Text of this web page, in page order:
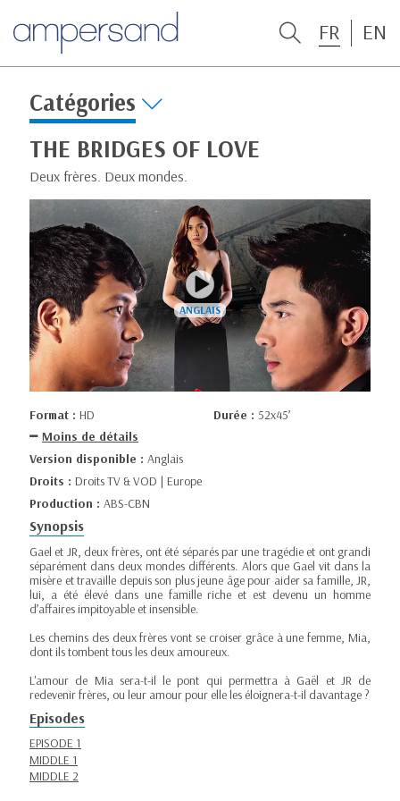
FR EN
Catégories
THE BRIDGES OF LOVE
Deux frères. Deux mondes.
Format : HD Durée : 52x45’
Moins de détails
Version disponible : Anglais
Droits : Droits TV & VOD | Europe
Production : ABS-CBN
Synopsis
Gael et JR, deux frères, ont été séparés par une tragédie et ont grandi
séparément dans deux mondes différents. Alors que Gael vit dans la
misère et travaille depuis son plus jeune âge pour aider sa famille, JR,
lui, a été élevé dans une famille riche et est devenu un homme
d’affaires impitoyable et insensible.
Les chemins des deux frères vont se croiser grâce à une femme, Mia,
dont ils tombent tous les deux amoureux.
L'amour de Mia sera-t-il le pont qui permettra à Gaël et JR de
redevenir frères, ou leur amour pour elle les éloignera-t-il davantage ?
Episodes
EPISODE 1
MIDDLE 1
MIDDLE 2